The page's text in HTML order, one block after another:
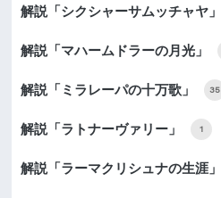
解説「シクシャーサムッチャヤ」
解説「マハームドラーの月光」
解説「ミラレーパの十万歌」 35
解説「ラトナーヴァリー」 1
解説「ラーマクリシュナの生涯」